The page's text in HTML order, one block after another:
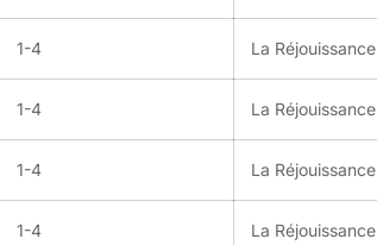
1-4 La Réjouissance
1-4 La Réjouissance
1-4 La Réjouissance
1-4 La Réjouissance